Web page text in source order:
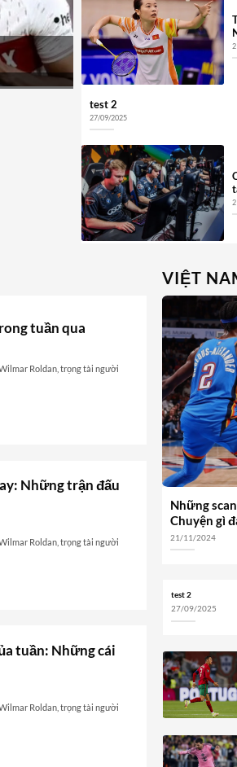
test 2
27/09/2025
tuần qua
Roldan, trọng tài người
Những trận đấu
Roldan, trọng tài người
tuần: Những cái
Roldan, trọng tài người
VIỆT
Những
Chuyện gì
21/11/2024
test 2
27/09/2025